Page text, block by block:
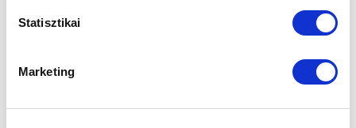
Statisztikai
Marketing